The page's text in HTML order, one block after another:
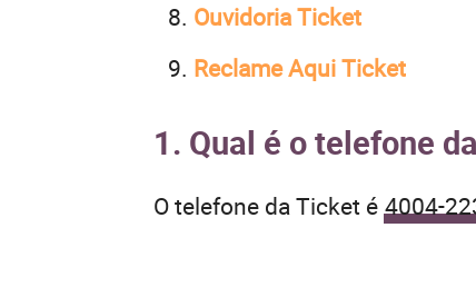
Ouvidoria Ticket
Reclame Aqui Ticket
1. Qual é o telefone
O telefone da Ticket é 4004-